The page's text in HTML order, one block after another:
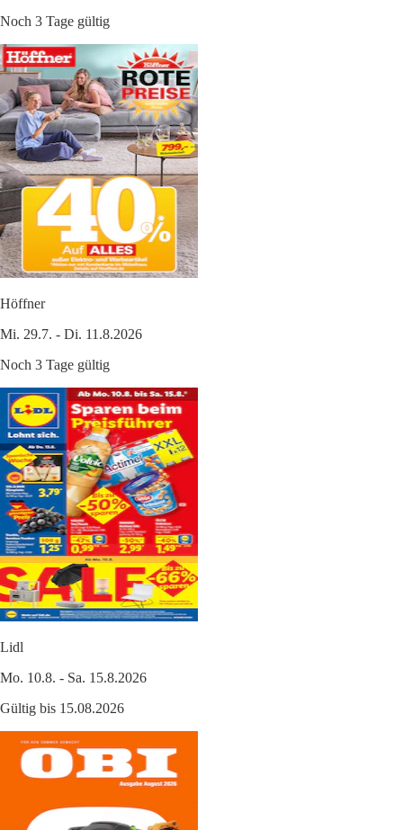
Noch 3 Tage gültig
Höffner
Mi. 29.7. - Di. 11.8.2026
Noch 3 Tage gültig
Lidl
Mo. 10.8. - Sa. 15.8.2026
Gültig bis 15.08.2026